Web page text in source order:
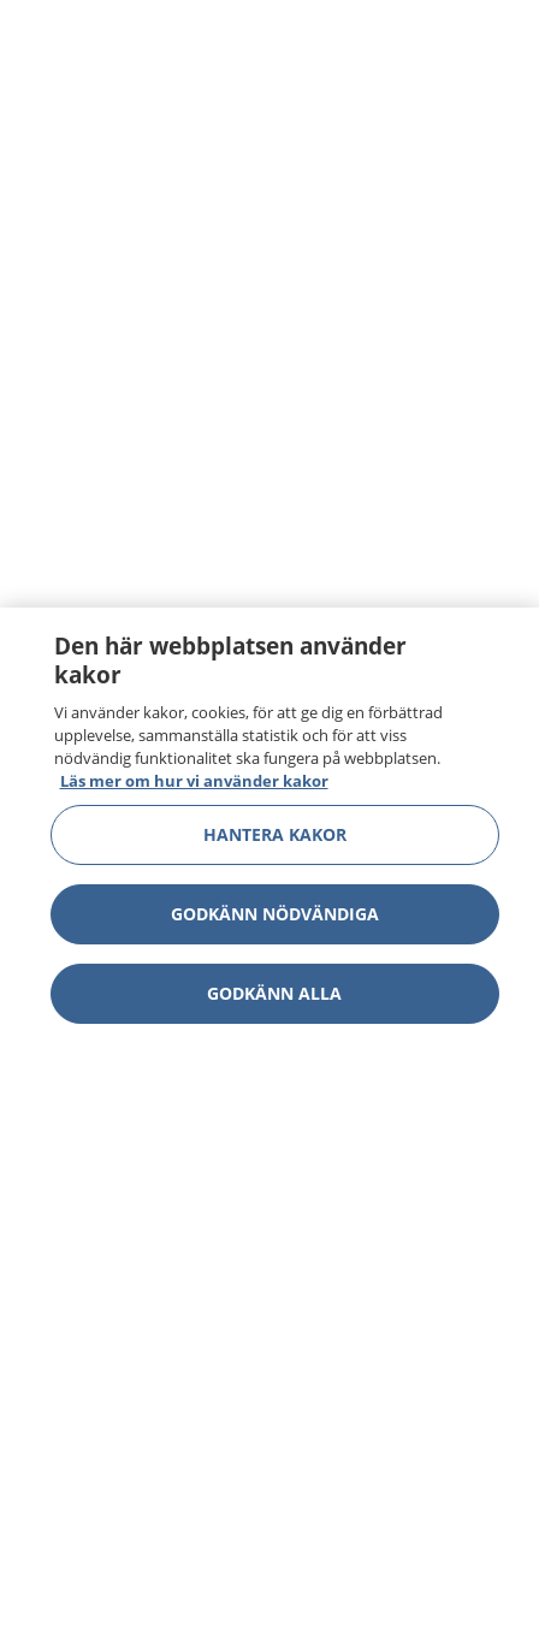
1177–tryggt om din hälsa och vård
På 1177.se får du råd om hälsa och information om
Den här webbplatsen använder
kakor
Vi använder kakor, cookies, för att ge dig en förbättrad
upplevelse, sammanställa statistik och för att viss
nödvändig funktionalitet ska fungera på webbplatsen.
Läs mer om hur vi använder kakor
HANTERA KAKOR
GODKÄNN NÖDVÄNDIGA
GODKÄNN ALLA